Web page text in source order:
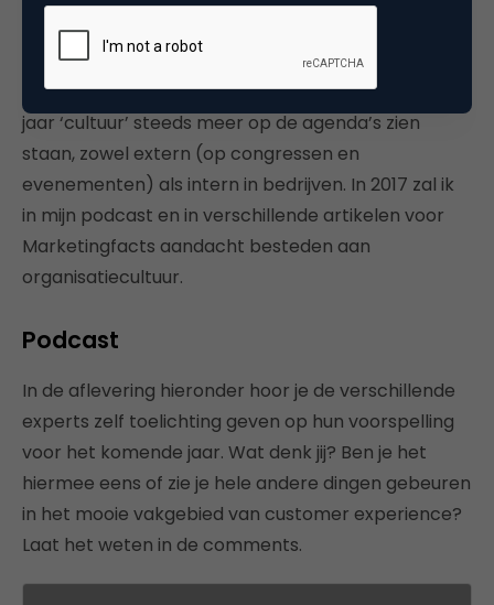
gevoerd worden bij het koffiezetapparaat, in
vergaderzalen en tijdens de lunch.
Mijn voorspelling is dan ook dat we het komende
jaar ‘cultuur’ steeds meer op de agenda’s zien
staan, zowel extern (op congressen en
evenementen) als intern in bedrijven. In 2017 zal ik
in mijn podcast en in verschillende artikelen voor
Marketingfacts aandacht besteden aan
organisatiecultuur.
Podcast
In de aflevering hieronder hoor je de verschillende
experts zelf toelichting geven op hun voorspelling
voor het komende jaar. Wat denk jij? Ben je het
hiermee eens of zie je hele andere dingen gebeuren
in het mooie vakgebied van customer experience?
Laat het weten in de comments.